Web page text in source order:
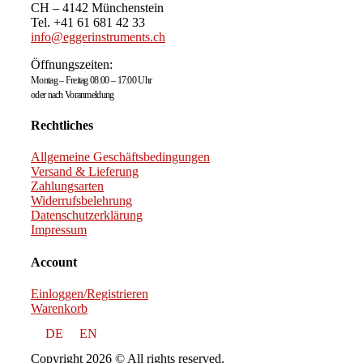
CH – 4142 Münchenstein
Tel. +41 61 681 42 33
info@eggerinstruments.ch
Öffnungszeiten:
Montag – Freitag 08:00 – 17:00 Uhr
oder nach Voranmeldung
Rechtliches
Allgemeine Geschäftsbedingungen
Versand & Lieferung
Zahlungsarten
Widerrufsbelehrung
Datenschutzerklärung
Impressum
Account
Einloggen/Registrieren
Warenkorb
DE
EN
Copyright 2026 © All rights reserved.